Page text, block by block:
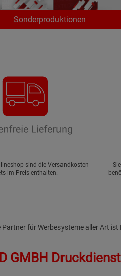
sind die Versandkosten
im Preis enthalten.
Partner für Werbesysteme aller Art ist
GMBH
Sonderproduktionen